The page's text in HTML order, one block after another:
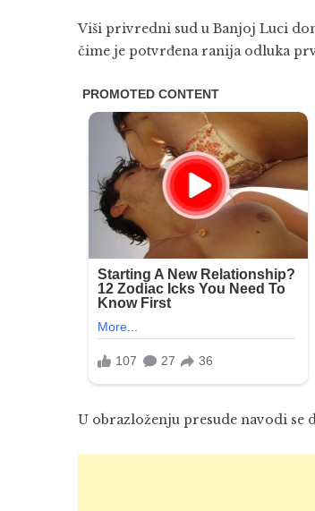
Viši privredni sud u Banjoj Luci
čime je potvrđena ranija odluka
U obrazloženju presude navodi se